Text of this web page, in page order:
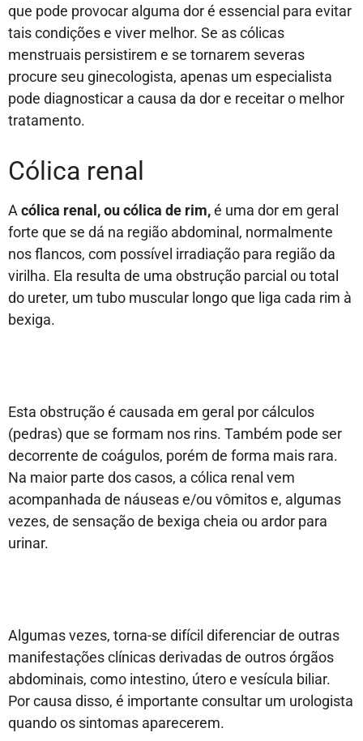
que pode provocar alguma dor é essencial para evitar
tais condições e viver melhor. Se as cólicas
menstruais persistirem e se tornarem severas
procure seu ginecologista, apenas um especialista
pode diagnosticar a causa da dor e receitar o melhor
tratamento.
Cólica renal
Acólica renal, ou cólica de rim,é uma dor em geral
forte que se dá na região abdominal, normalmente
nos flancos, com possível irradiação para região da
virilha. Ela resulta de uma obstrução parcial ou total
do ureter, um tubo muscular longo que liga cada rim à
bexiga.
Esta obstrução é causada em geral por cálculos
(pedras) que se formam nos rins. Também pode ser
decorrente de coágulos, porém de forma mais rara.
Na maior parte dos casos, a cólica renal vem
acompanhada de náuseas e/ou vômitos e, algumas
vezes, de sensação de bexiga cheia ou ardor para
urinar.
Algumas vezes, torna-se difícil diferenciar de outras
manifestações clínicas derivadas de outros órgãos
abdominais, como intestino, útero e vesícula biliar.
Por causa disso, é importante consultar um urologista
quando os sintomas aparecerem.